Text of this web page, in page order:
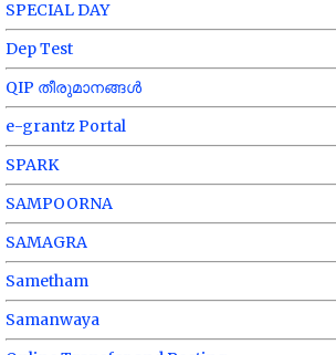
SPECIAL DAY
Dep Test
QIP തീരുമാനങ്ങൾ
e-grantz Portal
SPARK
SAMPOORNA
SAMAGRA
Sametham
Samanwaya